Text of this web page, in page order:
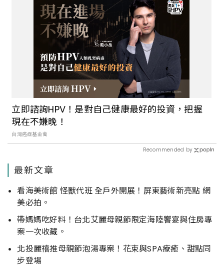
立即諮詢HPV！是對自己健康最好的投資，把握
現在不嫌晚！
台灣癌症基金會
Recommended by
最新文章
看海美術館 怪獸代班 全戶外開展！屏東藝術新亮點 網
美必拍。
帶媽媽吃好料！台北艾麗母親節限定海陸饗宴與住房專
案一次收藏。
北投麗禧推母親節泡湯專案！花束與SPA療癒、甜點同
步登場